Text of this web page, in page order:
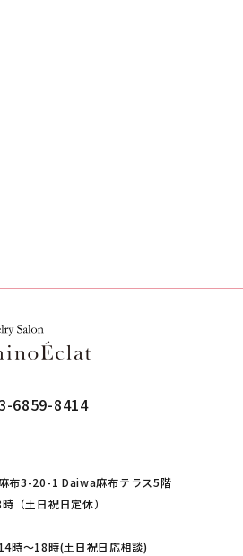
6859-8414
布3-20-1 Daiwa麻布テラス5階
（土日祝日定休）
時～18時(土日祝日応相談)